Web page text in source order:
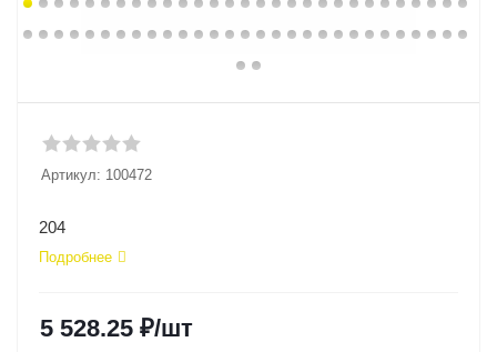
Артикул: 100472
204
Подробнее
5 528.25 ₽/шт